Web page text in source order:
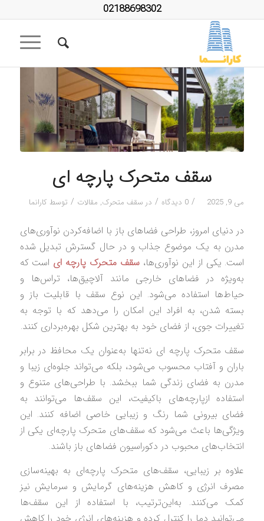
02188698302
سقف متحرک پارچه ای
می 9, 2025 / 0 دیدگاه / در سقف متحرک, مقالات / توسط کارانما
در دنیای امروز، طراحی فضاهای باز با اضافه‌کردن نوآوری‌های
مدرن به یک موضوع جذاب و در حال گسترش تبدیل شده
است. یکی از این نوآوری‌ها، سقف متحرک پارچه ای است که
به‌ویژه در فضاهای خارجی مانند آلاچیق‌ها، تراس‌ها و
حیاط‌ها استفاده می‌شود. این نوع سقف با قابلیت باز و
بسته شدن، به افراد این امکان را می‌دهد که با توجه به
تغییرات جوی، از فضای خود به بهترین شکل بهره‌برداری کنند.
سقف متحرک پارچه‌ ای نه‌تنها به‌عنوان یک محافظ در برابر
باران و آفتاب محسوب می‌شود، بلکه می‌تواند جلوه‌ای زیبا و
مدرن به فضای زندگی شما ببخشد. با طراحی‌های متنوع و
استفاده ازپارچه‌های باکیفیت، این سقف‌ها می‌توانند به
فضای بیرونی شما رنگ و زیبایی خاصی اضافه کنند. این
ویژگی‌ها باعث می‌شود که سقف‌های متحرک پارچه‌ای یکی از
انتخاب‌های محبوب در دکوراسیون فضاهای باز باشند.
علاوه بر زیبایی، سقف‌های متحرک پارچه‌ای به بهینه‌سازی
مصرف انرژی و کاهش هزینه‌های گرمایش و سرمایش نیز
کمک می‌کنند. به‌این‌ترتیب، با استفاده از این سقف‌ها